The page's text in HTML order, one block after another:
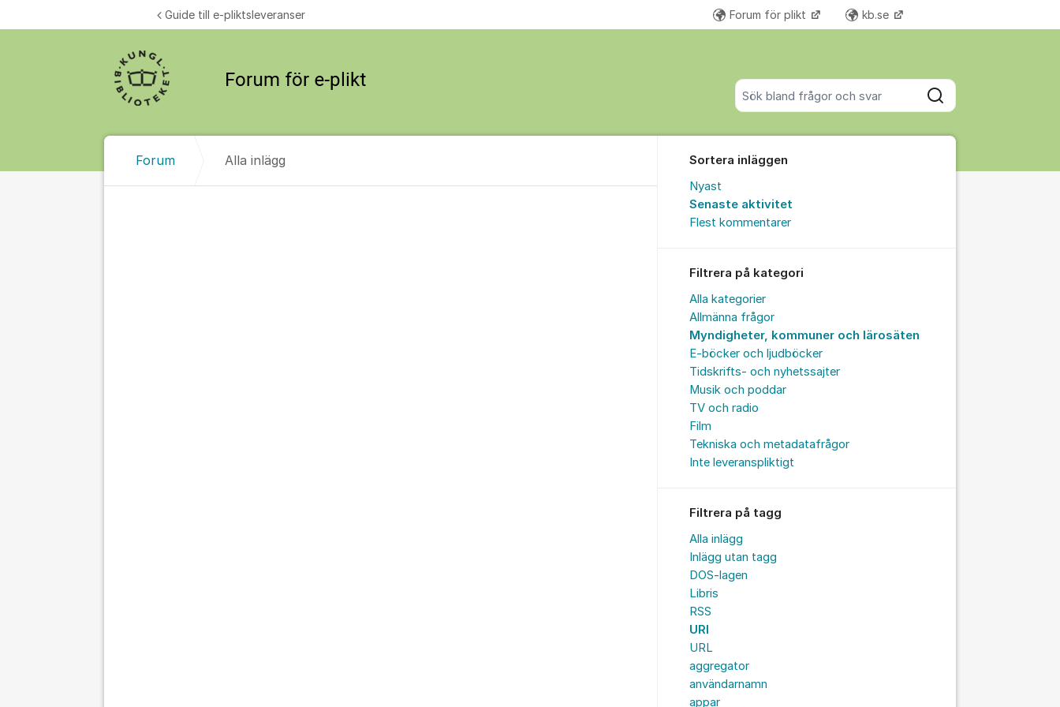
Sök bland alla inlägg
Sök
Guide till e-pliktsleveranser Forum för plikt kb.se Fler supportlänkar
Forum Alla inlägg
Sortera inläggen
Nyast
Senaste aktivitet
Flest kommentarer
Filtrera på kategori
Alla kategorier
Allmänna frågor
Myndigheter, kommuner och lärosäten
E-böcker och ljudböcker
Tidskrifts- och nyhetssajter
Musik och poddar
TV och radio
Film
Tekniska och metadatafrågor
Inte leveranspliktigt
Filtrera på tagg
Alla inlägg
Inlägg utan tagg
DOS-lagen
Libris
RSS
URI
URL
aggregator
användarnamn
appar